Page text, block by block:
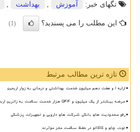
تگهای خبر:
آموزش , بهداشت ,
این مطلب را می پسندید؟ (1)
تازه ترین مطالب مرتبط
ارایه ۱ و هفت دهم میلیون خدمت بهداشتی و درمانی به زوار اربعین
عرضه بیشتر از یک میلیون و ۵۴۴ هزار خدمت سلامت به زائرین اربعین
رفع محدودیت های بانکی شرکت های دارویی و تجهیزات پزشکی
توت، چای و کاکائو در حفظ سلامت مغز موثرند